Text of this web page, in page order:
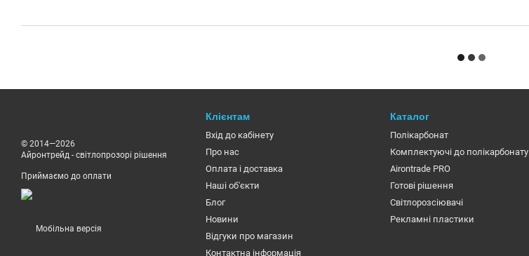
© 2014—2026
Айронтрейд - світлопрозорі рішення
Приймаємо до оплати
Мобільна версія
Клієнтам
Вхід до кабінету
Про нас
Оплата і доставка
Наші об'єкти
Блог
Новини
Відгуки про магазин
Контактна інформація
Каталог
Полікарбонат
Комплектуючі до полікарбонату
Airontrade PRO
Готові рішення
Світлорозсіювачі
Рекламні пластики